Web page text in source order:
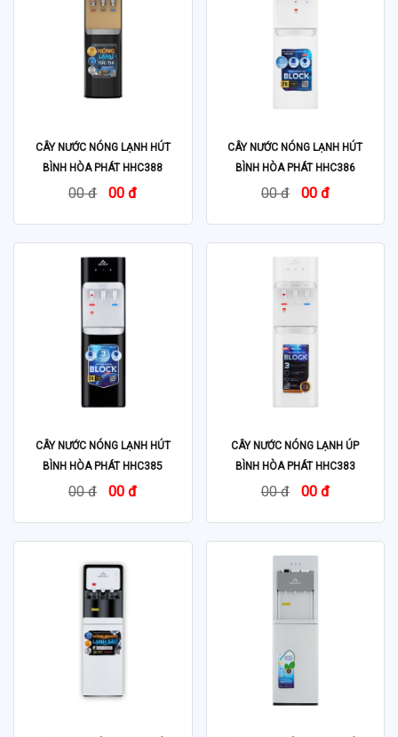
CÂY NƯỚC NÓNG LẠNH HÚT
BÌNH HÒA PHÁT HHC388
00 đ 00 đ
CÂY NƯỚC NÓNG LẠNH HÚT
BÌNH HÒA PHÁT HHC386
00 đ 00 đ
CÂY NƯỚC NÓNG LẠNH HÚT
BÌNH HÒA PHÁT HHC385
00 đ 00 đ
CÂY NƯỚC NÓNG LẠNH ÚP
BÌNH HÒA PHÁT HHC383
00 đ 00 đ